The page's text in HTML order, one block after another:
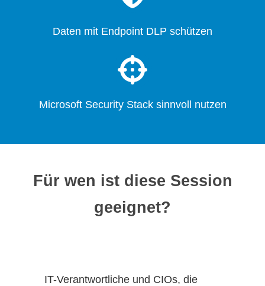
Daten mit Endpoint DLP schützen
Microsoft Security Stack sinnvoll nutzen
Für wen ist diese Session
geeignet?
IT-Verantwortliche und CIOs, die